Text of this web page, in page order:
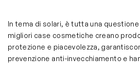
In tema di solari, è tutta una
migliori case cosmetiche creano
protezione e piacevolezza,
prevenzione anti-invecchiamento e